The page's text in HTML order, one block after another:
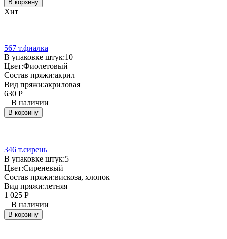
В корзину
Хит
567 т.фиалка
В упаковке штук:10
Цвет:Фиолетовый
Состав пряжи:акрил
Вид пряжи:акриловая
630 Р
В наличии
В корзину
346 т.сирень
В упаковке штук:5
Цвет:Сиреневый
Состав пряжи:вискоза, хлопок
Вид пряжи:летняя
1 025 Р
В наличии
В корзину